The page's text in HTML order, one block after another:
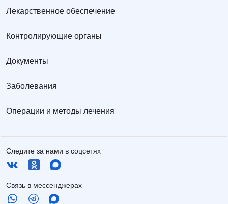
Лекарственное обеспечение
Контролирующие органы
Документы
Заболевания
Операции и методы лечения
Следите за нами в соцсетях
Связь в мессенджерах